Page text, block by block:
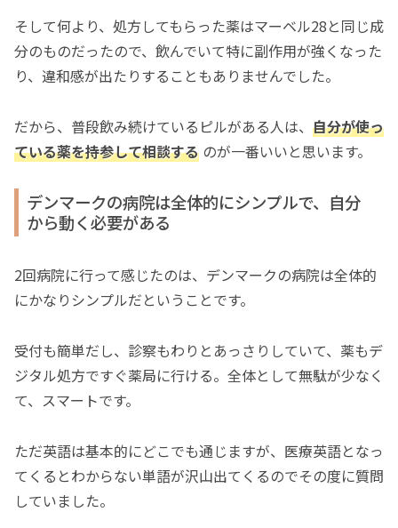
そして何より、処方してもらった薬はマーベル28と同じ成
分のものだったので、飲んでいて特に副作用が強くなった
り、違和感が出たりすることもありませんでした。
だから、普段飲み続けているピルがある人は、 自分が使っ
ている薬を持参して相談する のが一番いいと思います。
デンマークの病院は全体的にシンプルで、自分
から動く必要がある
2回病院に行って感じたのは、デンマークの病院は全体的
にかなりシンプルだということです。
受付も簡単だし、診察もわりとあっさりしていて、薬もデ
ジタル処方ですぐ薬局に行ける。全体として無駄が少なく
て、スマートです。
ただ英語は基本的にどこでも通じますが、医療英語となっ
てくるとわからない単語が沢山出てくるのでその度に質問
していました。